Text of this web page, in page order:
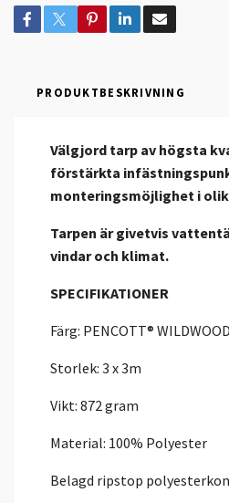
PRODUKTBESKRIVNING
Välgjord tarp av högsta
förstärkta
monteringsmöjlighet i
Tarpen är givetvis
vindar och klimat.
SPECIFIKATIONER
Färg: PENCOTT®
Storlek: 3 x 3m
Vikt: 872 gram
Material: 100% Polyester
Belagd ripstop